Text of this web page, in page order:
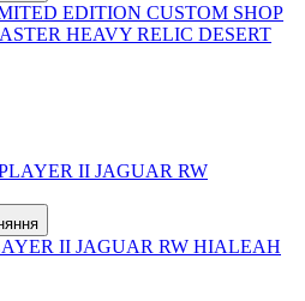
EDITION CUSTOM SHOP
HEAVY RELIC DESERT
II JAGUAR RW HIALEAH